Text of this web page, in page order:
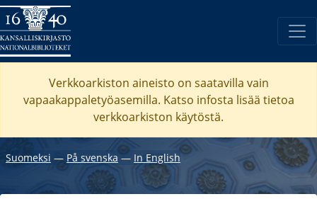
Verkkoarkiston aineisto on saatavilla vain
vapaakappaletyöasemilla. Katso infosta lisää tietoa
verkkoarkiston käytöstä.
Suomeksi ― På svenska― In English